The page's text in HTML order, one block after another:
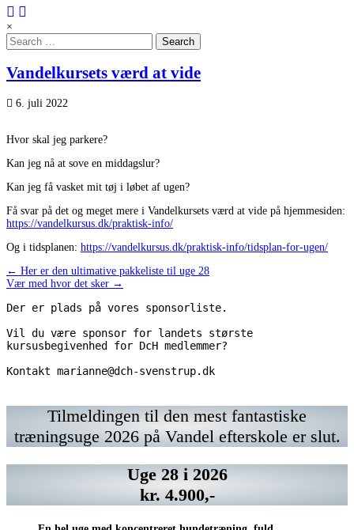
×
Search
for:
Vandelkursets værd at vide
6. juli 2022
Hvor skal jeg parkere?
Kan jeg nå at sove en middagslur?
Kan jeg få vasket mit tøj i løbet af ugen?
Få svar på det og meget mere i Vandelkursets værd at vide på hjemmesiden:
https://vandelkursus.dk/praktisk-info/
Og i tidsplanen: https://vandelkursus.dk/praktisk-info/tidsplan-for-ugen/
Indlægsnavigation
← Her er den ultimative pakkeliste til uge 28
Vær med hvor det sker →
Der er plads på vores sponsorliste.
Vil du være sponsor for landets største
kursusbegivenhed for DcH medlemmer?
Kontakt marianne@dch-svenstrup.dk
svenstrup.dk
have
din
annonce
her?
Kontakt
marianne@dch-
svenstrup.dk
svenstrup.dk
have
din
annonce
her?
Kontakt
marianne@dch-
svenstrup.dk
Tilmeldingen til den mest fantastiske
træningsuge 2026 på Vandel efterskole er slut.
Uge 28 i 2026
kr. 4.900,-